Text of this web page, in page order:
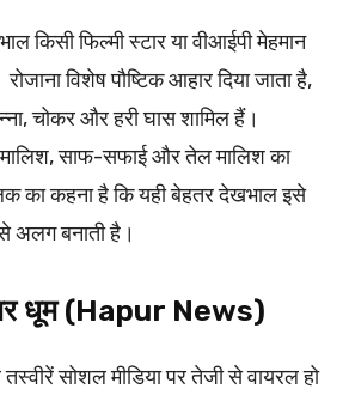
किसी फिल्मी स्टार या वीआईपी मेहमान
विशेष पौष्टिक आहार दिया जाता है,
चोकर और हरी घास शामिल हैं।
मालिश, साफ-सफाई और तेल मालिश का
का कहना है कि यही बेहतर देखभाल इसे
अलग बनाती है।
पर धूम (Hapur News)
सोशल मीडिया पर तेजी से वायरल हो